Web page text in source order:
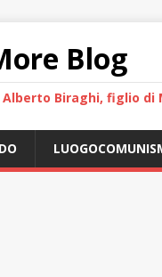
Blog
Biraghi, figlio di